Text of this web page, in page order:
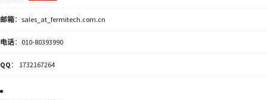
邮箱：sales_at_fermitech.com.cn
电话：010-80393990
QQ ： 1732167264